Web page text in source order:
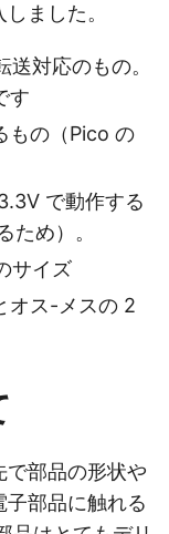
ました。
対応のもの。
す
もの（Pico の
で動作する
ため）。
サイズ
オス-メスの 2
部品の形状や
部品に触れる